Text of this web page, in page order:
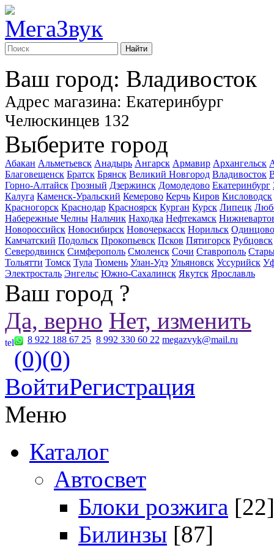
Найти
Ваш город: Владивосток
Адрес магазина: Екатеринбург
Челюскинцев 132
Выберите город
Абакан Альметьевск Анадырь Ангарск Армавир Архангельск
Благовещенск Братск Брянск Великий Новгород Владивосток
Горно-Алтайск Грозный Дзержинск Домодедово Екатеринбург
Калуга Каменск-Уральский Кемерово Керчь Киров Кисловодск
Красногорск Краснодар Красноярск Курган Курск Липецк
Набережные Челны Нальчик Находка Нефтекамск
Новороссийск Новосибирск Новочеркасск Норильск Одинцово
Камчатский Подольск Прокопьевск Псков Пятигорск Рубцовск
Северодвинск Симферополь Смоленск Сочи Ставрополь
Тольятти Томск Тула Тюмень Улан-Удэ Ульяновск Уссурийск
Электросталь Энгельс Южно-Сахалинск Якутск Ярославль
Ваш город ?
Да, верно Нет, изменить
8 922 188 67 25 8 992 330 60 22 megazvyk@mail.ru
(0)(0)
ВойтиРегистрация
Меню
Каталог
Автосвет
Блоки розжига [22]
Билинзы [87]